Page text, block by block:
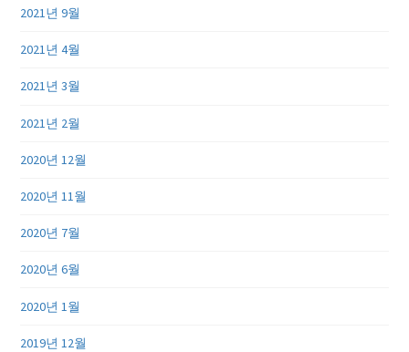
2021년 9월
2021년 4월
2021년 3월
2021년 2월
2020년 12월
2020년 11월
2020년 7월
2020년 6월
2020년 1월
2019년 12월